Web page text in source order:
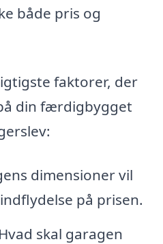
både pris og
faktorer, der
din færdigbygget
dimensioner vil
på prisen.
Hvad skal garagen